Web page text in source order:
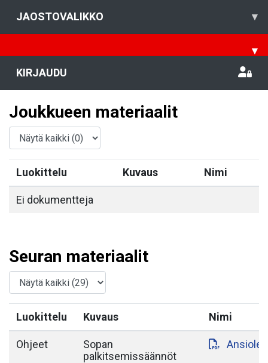
JAOSTOVALIKKO ▾
▾
KIRJAUDU
Joukkueen materiaalit
Luokittelu Kuvaus Nimi
Ei dokumentteja
Seuran materiaalit
Luokittelu Kuvaus Nimi
Ohjeet
Sopan
palkitsemissäännöt